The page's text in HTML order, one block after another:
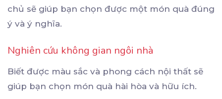
chủ sẽ giúp bạn chọn được một món quà đúng
ý và ý nghĩa.
Nghiên cứu không gian ngôi nhà
Biết được màu sắc và phong cách nội thất sẽ
giúp bạn chọn món quà hài hòa và hữu ích.